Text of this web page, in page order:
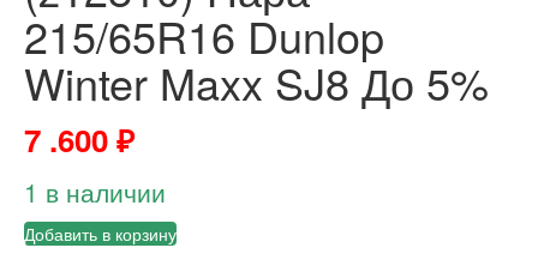
215/65R16 Dunlop
Winter Maxx SJ8 До 5%
7 .600₽
1 в наличии
Добавить в корзину